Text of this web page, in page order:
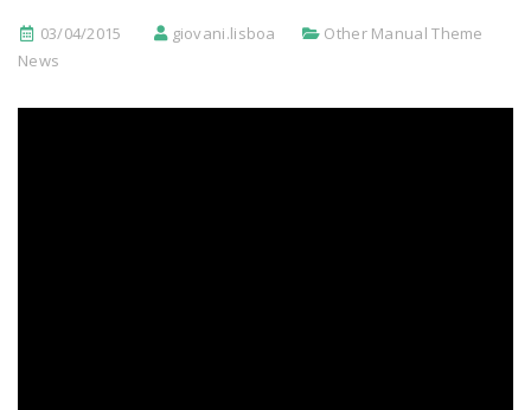
03/04/2015 giovani.lisboa
Other Manual Theme
News